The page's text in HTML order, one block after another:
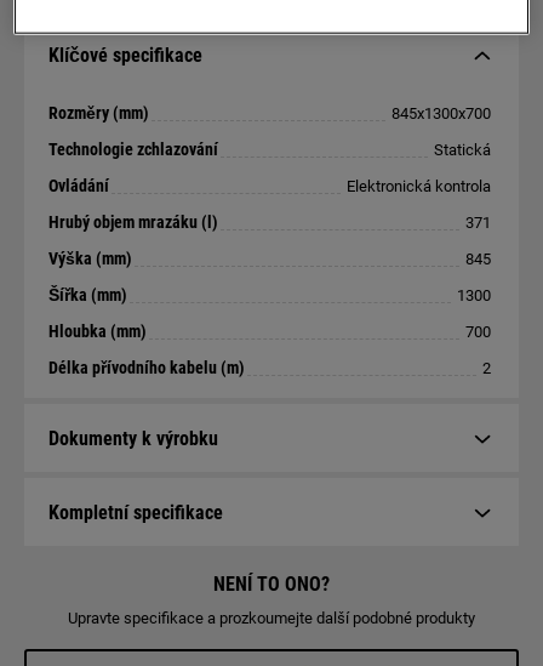
Klíčové specifikace
Rozměry (mm) 845x1300x700
Technologie zchlazování Statická
Ovládání Elektronická kontrola
Hrubý objem mrazáku (l) 371
Výška (mm) 845
Šířka (mm) 1300
Hloubka (mm) 700
Délka přívodního kabelu (m) 2
Dokumenty k výrobku
Kompletní specifikace
NENÍ TO ONO?
Upravte specifikace a prozkoumejte další podobné produkty